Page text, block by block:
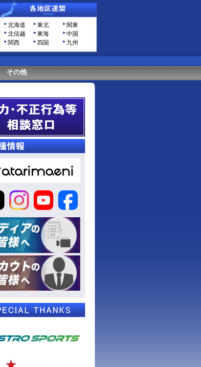
北海道 東北
関東
北信越
東海
中国
関西
四国 九州
その他